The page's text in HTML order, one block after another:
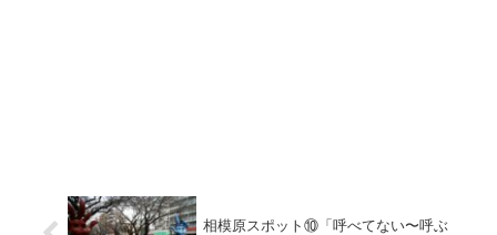
相模原スポット⑩「呼べてない〜呼ぶ